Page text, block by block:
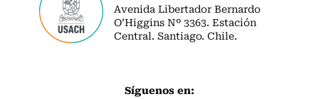
Avenida Libertador Bernardo
O’Higgins Nº 3363. Estación
Central. Santiago. Chile.
Síguenos en: